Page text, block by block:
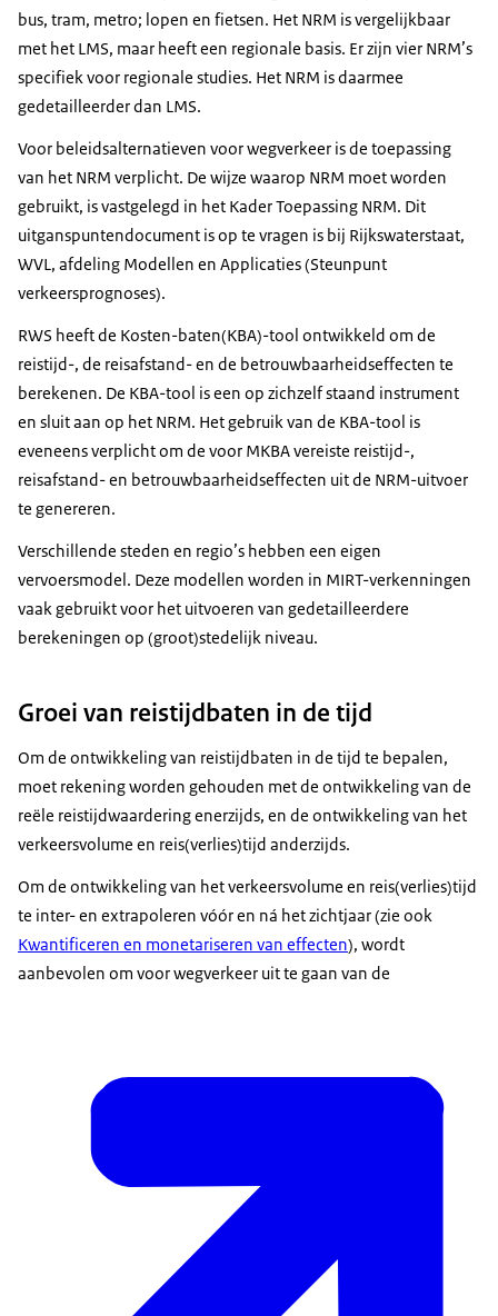
bus, tram, metro; lopen en fietsen. Het NRM is vergelijkbaar
met het LMS, maar heeft een regionale basis. Er zijn vier NRM’s
specifiek voor regionale studies. Het NRM is daarmee
gedetailleerder dan LMS.
Voor beleidsalternatieven voor wegverkeer is de toepassing
van het NRM verplicht. De wijze waarop NRM moet worden
gebruikt, is vastgelegd in het Kader Toepassing NRM. Dit
uitganspuntendocument is op te vragen is bij Rijkswaterstaat,
WVL, afdeling Modellen en Applicaties (Steunpunt
verkeersprognoses).
RWS heeft de Kosten-baten(KBA)-tool ontwikkeld om de
reistijd-, de reisafstand- en de betrouwbaarheidseffecten te
berekenen. De KBA-tool is een op zichzelf staand instrument
en sluit aan op het NRM. Het gebruik van de KBA-tool is
eveneens verplicht om de voor MKBA vereiste reistijd-,
reisafstand- en betrouwbaarheidseffecten uit de NRM-uitvoer
te genereren.
Verschillende steden en regio’s hebben een eigen
vervoersmodel. Deze modellen worden in MIRT-verkenningen
vaak gebruikt voor het uitvoeren van gedetailleerdere
berekeningen op (groot)stedelijk niveau.
Groei van reistijdbaten in de tijd
Om de ontwikkeling van reistijdbaten in de tijd te bepalen,
moet rekening worden gehouden met de ontwikkeling van de
reële reistijdwaardering enerzijds, en de ontwikkeling van het
verkeersvolume en reis(verlies)tijd anderzijds.
Om de ontwikkeling van het verkeersvolume en reis(verlies)tijd
te inter- en extrapoleren vóór en ná het zichtjaar (zie ook
Kwantificeren en monetariseren van effecten), wordt
aanbevolen om voor wegverkeer uit te gaan van de